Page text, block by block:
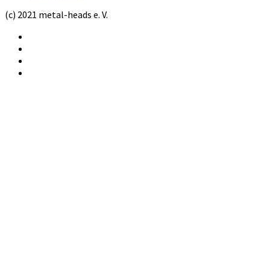
(c) 2021 metal-heads e. V.